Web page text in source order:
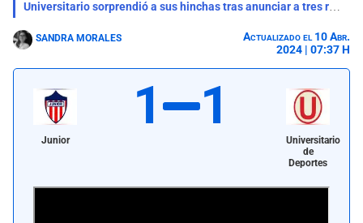
Universitario sorprendió a sus hinchas tras anunciar a tres refuerzos: ¿Quiénes son?
SANDRA MORALES
Actualizado el 10 Abr.
2024 | 07:37 H
Junior
1 1
Universitario
de
Deportes